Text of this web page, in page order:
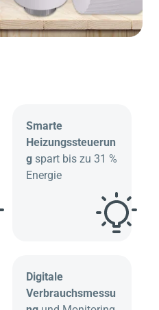
Smarte
Heizungssteuerun
g spart bis zu 31 %
Energie
Digitale
Verbrauchsmessu